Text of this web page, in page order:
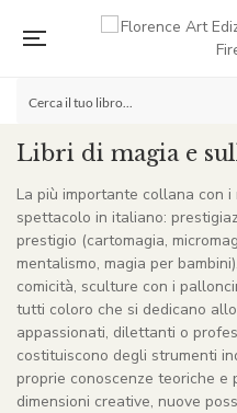
Libri di magia e
La più importante collana con
spettacolo in italiano:
prestigio (cartomagia,
mentalismo, magia per
comicità, sculture con i
tutti coloro che si dedicano
appassionati, dilettanti o
costituiscono degli strumenti
proprie conoscenze teoriche e
dimensioni creative, nuove